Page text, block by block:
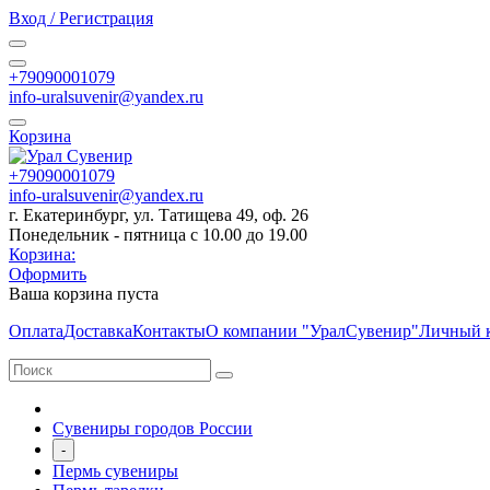
Вход / Регистрация
+79090001079
info-uralsuvenir@yandex.ru
Корзина
+79090001079
info-uralsuvenir@yandex.ru
г. Екатеринбург, ул. Татищева 49, оф. 26
Понедельник - пятница с 10.00 до 19.00
Корзина:
Оформить
Ваша корзина пуста
ОплатаДоставкаКонтактыО компании "УралСувенир"Личный
Сувениры городов России
-
Пермь сувениры